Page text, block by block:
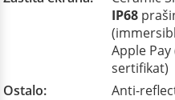
IP68
Apple Pay
sertifikat)
Ostalo:
Anti-